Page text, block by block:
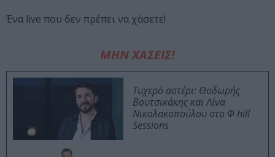
Ένα live που δεν πρέπει να χάσετε!
ΜΗΝ ΧΑΣΕΙΣ!
Τυχερό αστέρι: Θοδωρής
Βουτσικάκης και Λίνα
Νικολακοπούλου στο Φ hill
Sessions